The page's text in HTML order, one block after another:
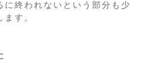
に終われないという部分も少
す。